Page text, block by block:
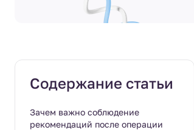
Содержание статьи
Зачем важно соблюдение
рекомендаций после операции